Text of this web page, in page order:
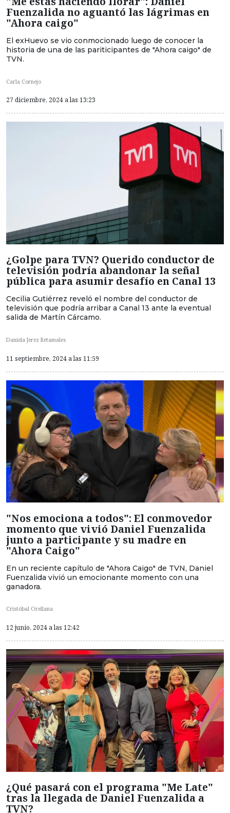
Fuenzalida no aguantó las lágrimas en
"Ahora caigo"
El exHuevo se vio conmocionado luego de conocer la
historia de una de las pariticipantes de "Ahora caigo" de
TVN.
Carla Cornejo
27 diciembre, 2024 a las 13:23
¿Golpe para TVN? Querido conductor de
televisión podría abandonar la señal
pública para asumir desafío en Canal 13
Cecilia Gutiérrez reveló el nombre del conductor de
televisión que podría arribar a Canal 13 ante la eventual
salida de Martín Cárcamo.
Daniela Jerez Retamales
11 septiembre, 2024 a las 11:59
"Nos emociona a todos": El conmovedor
momento que vivió Daniel Fuenzalida
junto a participante y su madre en
"Ahora Caigo"
En un reciente capítulo de "Ahora Caigo" de TVN, Daniel
Fuenzalida vivió un emocionante momento con una
ganadora.
Cristóbal Orellana
12 junio, 2024 a las 12:42
¿Qué pasará con el programa "Me Late"
tras la llegada de Daniel Fuenzalida a
TVN?